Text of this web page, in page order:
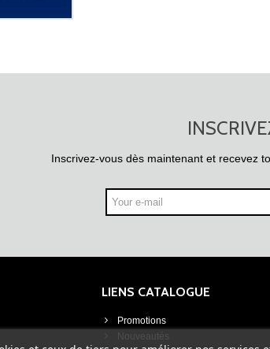
Inscrivez-vous dès maintenant et recevez
LIENS CATALOGUE
Promotions
Nouveautés